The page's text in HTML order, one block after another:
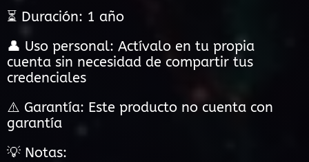
⏳ Duración: 1 año
👤 Uso personal: Actívalo en tu propia
cuenta sin necesidad de compartir tus
credenciales
⚠️ Garantía: Este producto no cuenta con
garantía
💡 Notas: